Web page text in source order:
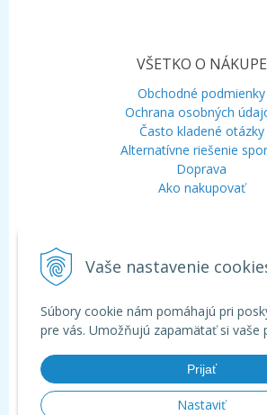
Vaše nastavenie
Súbory cookie nám pomáhajú pri
pre vás. Umožňujú zapamätať si vaše
Prijať
Nastaviť
VŠETKO O NÁKUPE
Obchodné podmienky
Ochrana osobných
Často kladené otázky
Alternatívne riešenie
Doprava
Ako nakupovať
Mobil:+421 948 120
Chat:WhatsApp
Chat:Viber